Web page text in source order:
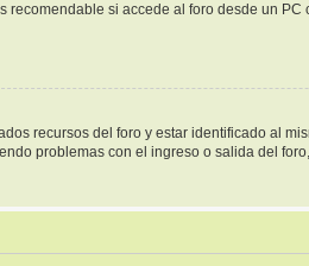
si accede al foro desde un
recursos del foro y estar identificado al
problemas con el ingreso o salida del